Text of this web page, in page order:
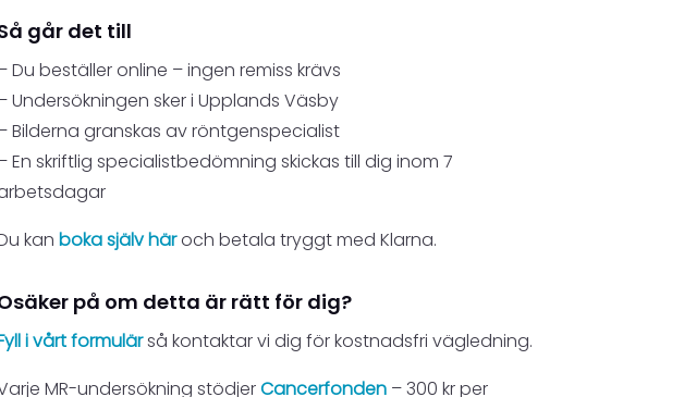
går det till
Du beställer online – ingen remiss krävs
Undersökningen sker i Upplands Väsby
Bilderna granskas av röntgenspecialist
En skriftlig specialistbedömning skickas till dig inom 7
kan boka själv häroch betala tryggt med Klarna.
på om detta är rätt för dig?
i vårt formulärså kontaktar vi dig för kostnadsfri vägledning.
MR-undersökning stödjerCancerfonden– 300 kr per